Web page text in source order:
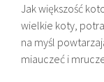
Jak większość
wielkie koty,
na myśl
miauczeć i